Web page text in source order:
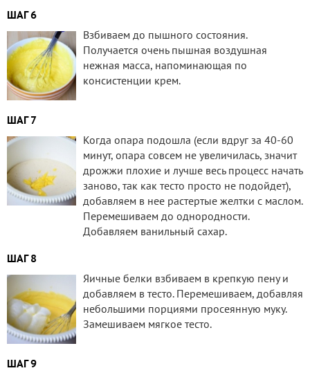
ШАГ 6
Взбиваем до пышного состояния.
Получается очень пышная воздушная
нежная масса, напоминающая по
консистенции крем.
ШАГ 7
Когда опара подошла (если вдруг за 40-60
минут, опара совсем не увеличилась, значит
дрожжи плохие и лучше весь процесс начать
заново, так как тесто просто не подойдет),
добавляем в нее растертые желтки с маслом.
Перемешиваем до однородности.
Добавляем ванильный сахар.
ШАГ 8
Яичные белки взбиваем в крепкую пену и
добавляем в тесто. Перемешиваем, добавляя
небольшими порциями просеянную муку.
Замешиваем мягкое тесто.
ШАГ 9